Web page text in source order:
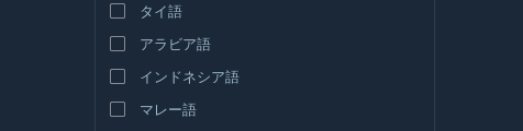
タイ語
アラビア語
インドネシア語
マレー語